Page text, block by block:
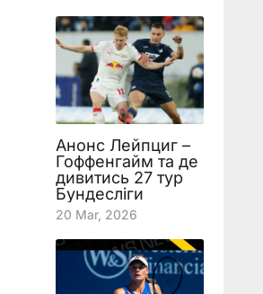
Анонс Лейпциг –
Гоффенгайм та де
дивитись 27 тур
Бундесліги
20 Mar, 2026